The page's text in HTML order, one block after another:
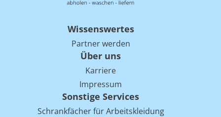
Wissenswertes
Partner werden
Über uns
Karriere
Impressum
Sonstige Services
Schrankfächer für Arbeitskleidung